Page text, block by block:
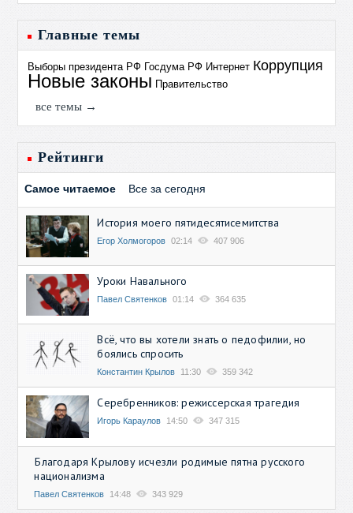
Главные темы
Выборы президента РФ Госдума РФ Интернет Коррупция
Новые законы Правительство
все темы →
Рейтинги
Самое читаемое Все за сегодня
История моего пятидесятисемитства
Егор Холмогоров 02:14 407 906
Уроки Навального
Павел Святенков 01:14 364 635
Всё, что вы хотели знать о педофилии, но
боялись спросить
Константин Крылов 11:30 359 342
Серебренников: режиссерская трагедия
Игорь Караулов 14:50 347 315
Благодаря Крылову исчезли родимые пятна русского
национализма
Павел Святенков 14:48 343 929